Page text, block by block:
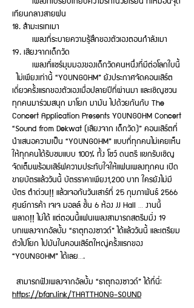
เทียนกลางสายฝน
18. สำมะเรเทเมา
เพลงที่ระบายความรู้สึกของตัวเองตอนกำลังเมา
19. เสียงจากเด็กวัด
เพลงที่แชร์มุมมองของเด็กวัดคนหนึ่งที่มีต่อโลกใบนี้
ไม่เพียงเท่านี้ “YOUNGOHM” ยังประกาศจัดคอนเสิร์ต
เดี่ยวครั้งแรกของตัวเองเมื่อปลายปีที่ผ่านมา และเชิญชวน
ทุกคนมาร่วมสนุก มาโยก มามัน ไปด้วยกันกับ The
Concert Application Presents YOUNGOHM Concert
“Sound from Dekwat (เสียงจาก เด็กวัด)” คอนเสิร์ตที่
นำเสนอความเป็น “YOUNGOHM” แบบที่ทุกคนไม่เคยเห็น
ให้ทุกคนได้รับชมแบบ 100% ทั้ง โชว์ ดนตรี แขกรับเชิญ
จัดเต็มพร้อมเสิร์ฟความประทับใจให้แฟนเพลงทุกคน เปิด
ขายบัตรแล้ววันนี้ บัตรราคาเพียง1,200 บาท ใครยังไม่มี
บัตร ตำด่วน!! แล้วเจอกันวันเสาร์ที่ 25 กุมภาพันธ์ 2566
ศูนย์การค้า เจเจ มอลล์ ชั้น 6 ห้อง JJ Hall … งานนี้
พลาด!! ไม่ได้ แต่ตอนนี้แฟนเพลงสามารถสตรีมมิ่ง 19
บทเพลงจากอัลบั้ม “ธาตุทองซาวด์” ได้แล้ววันนี้ และเตรียม
ตัวไปโยก ไปมันในคอนเสิร์ตใหญ่ครั้งแรกของ
“YOUNGOHM” ได้เลย….
สามารถฟังเพลงจากอัลบั้ม “ธาตุทองซาวด์” ได้ที่นี่:
https://bfan.link/THATTHONG-SOUND